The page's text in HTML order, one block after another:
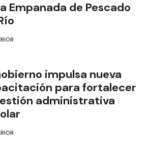
Empanada de Pescado
impulsa nueva
para fortalecer
administrativa